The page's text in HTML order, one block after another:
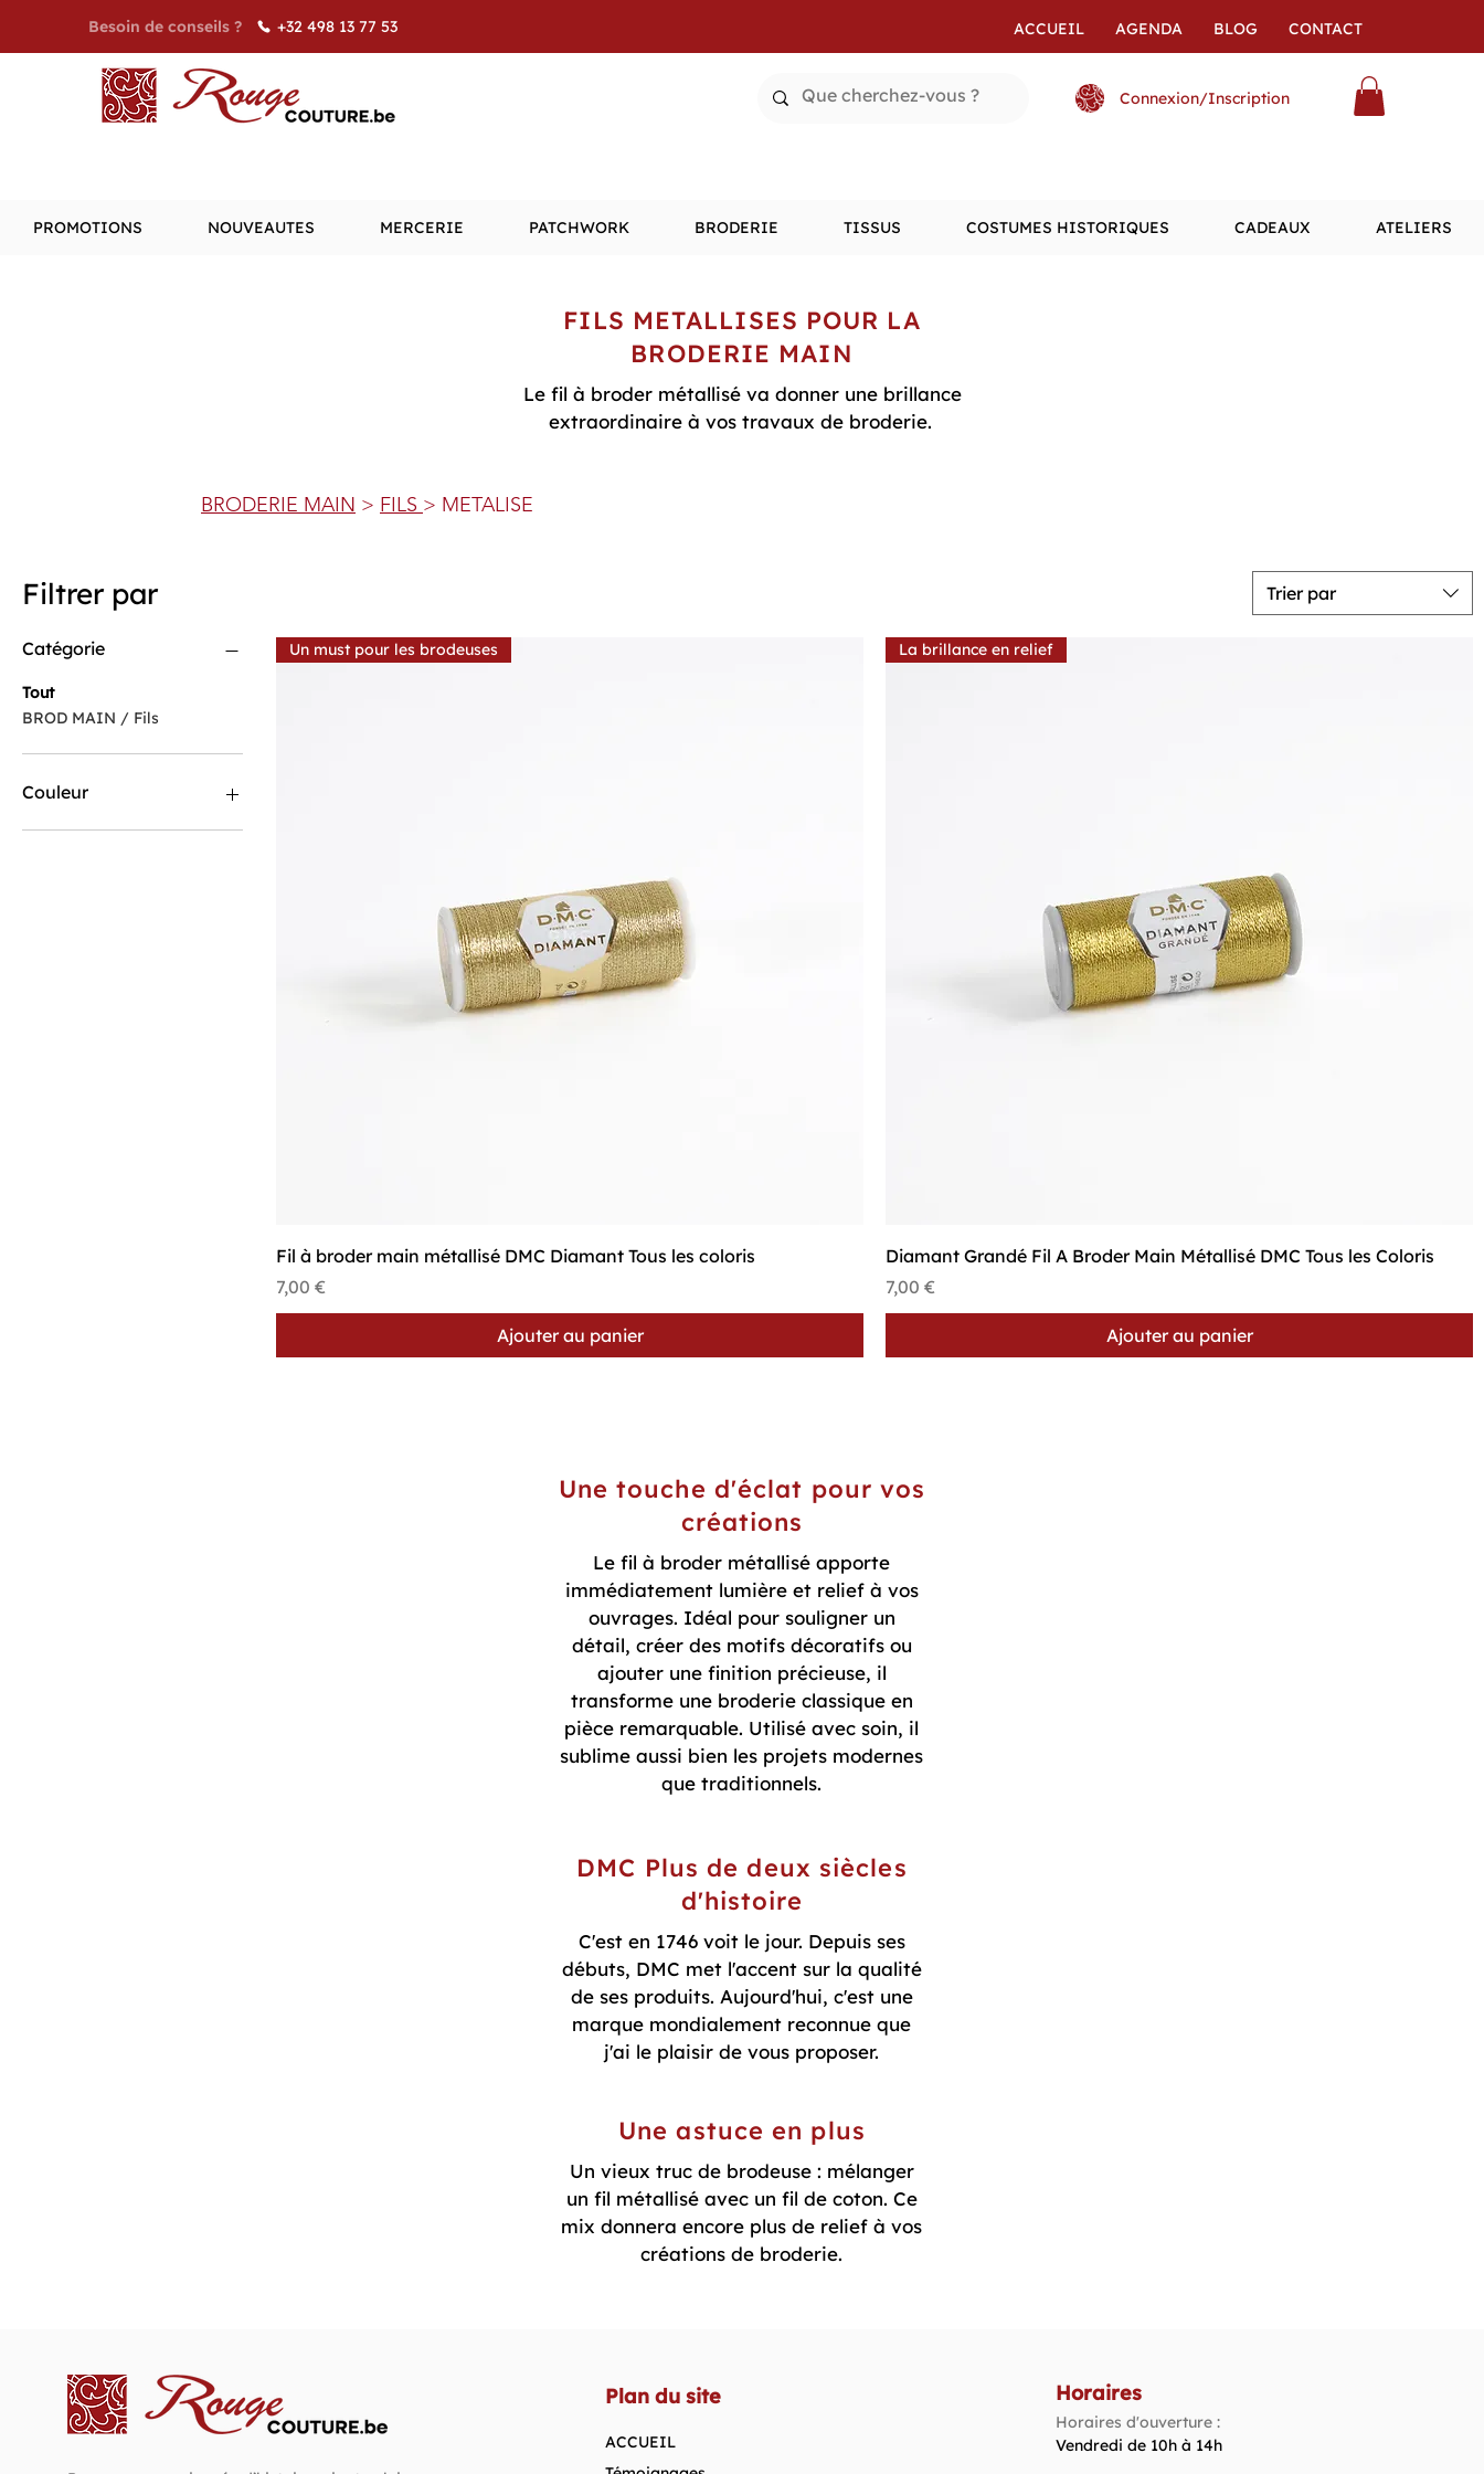
Besoin de conseils ? +32 498 13 77 53 ACCUEIL AGENDA BLOG CONTACT
Connexion/Inscription
PROMOTIONS NOUVEAUTES MERCERIE PATCHWORK BRODERIE TISSUS COSTUMES HISTORIQUES CADEAUX ATELIERS
FILS METALLISES POUR LA
BRODERIE MAIN
Le fil à broder métallisé va donner une brillance
extraordinaire à vos travaux de broderie.
BRODERIE MAIN > FILS > METALISE
Filtrer par
Catégorie
Tout
BROD MAIN / Fils
Couleur
Trier par
Aperçu rapide
Un must pour les brodeuses
Fil à broder main métallisé DMC Diamant Tous les coloris
Prix
7,00 €
Ajouter au panier
Aperçu rapide
La brillance en relief
Diamant Grandé Fil A Broder Main Métallisé DMC Tous les Coloris
Prix
7,00 €
Ajouter au panier
Une touche d'éclat pour vos
créations
Le fil à broder métallisé apporte
immédiatement lumière et relief à vos
ouvrages. Idéal pour souligner un
détail, créer des motifs décoratifs ou
ajouter une finition précieuse, il
transforme une broderie classique en
pièce remarquable. Utilisé avec soin, il
sublime aussi bien les projets modernes
que traditionnels.
DMC Plus de deux siècles
d'histoire
C'est en 1746 voit le jour. Depuis ses
débuts, DMC met l'accent sur la qualité
de ses produits. Aujourd'hui, c'est une
marque mondialement reconnue que
j'ai le plaisir de vous proposer.
Une astuce en plus
Un vieux truc de brodeuse : mélanger
un fil métallisé avec un fil de coton. Ce
mix donnera encore plus de relief à vos
créations de broderie.
Plan du site
ACCUEIL
Horaires
Horaires d'ouverture :
Vendredi de 10h à 14h​